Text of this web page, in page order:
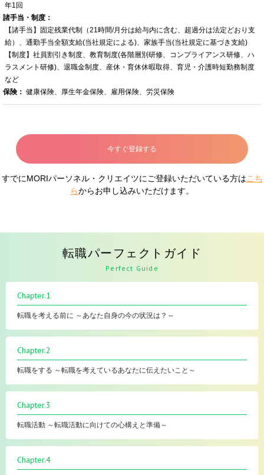
年1回
諸手当・制度：
【諸手当】固定残業代制（21時間/月分は給与内に含む、超過分は法定どおり支
給）、通勤手当全額支給(当社規定による)、家族手当(当社規定に基づき支給)
【制度】社員割引き制度、教育制度(各階層別研修、コンプライアンス研修、ハ
ラスメント研修)、退職金制度、産休・育休休暇取得、育児・介護時短勤務制度
など
保険： 健康保険、厚生年金保険、雇用保険、労災保険
今すぐ登録する
すでにMORIパーソネル・クリエイツにご登録いただいている方はこち
らからお申し込みいただけます。
転職パーフェクトガイド
Perfect Guide
Chapter.1
転職を考える前に ～あなた自身の今の状況は？～
Chapter.2
転職をする ～転職を考えているあなたに伝えたいこと～
Chapter.3
転職活動 ～転職活動に向けての心構えと準備～
Chapter.4